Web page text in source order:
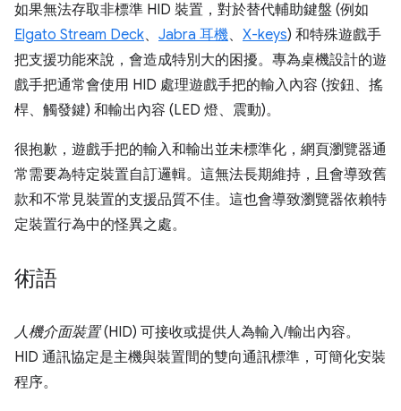
如果無法存取非標準 HID 裝置，對於替代輔助鍵盤 (例如
Elgato Stream Deck、 Jabra 耳機、 X-keys) 和特殊遊戲手
把支援功能來說，會造成特別大的困擾。專為桌機設計的遊
戲手把通常會使用 HID 處理遊戲手把的輸入內容 (按鈕、搖
桿、觸發鍵) 和輸出內容 (LED 燈、震動)。
很抱歉，遊戲手把的輸入和輸出並未標準化，網頁瀏覽器通
常需要為特定裝置自訂邏輯。這無法長期維持，且會導致舊
款和不常見裝置的支援品質不佳。這也會導致瀏覽器依賴特
定裝置行為中的怪異之處。
術語
人機介面裝置(HID) 可接收或提供人為輸入/輸出內容。
HID 通訊協定是主機與裝置間的雙向通訊標準，可簡化安裝
程序。